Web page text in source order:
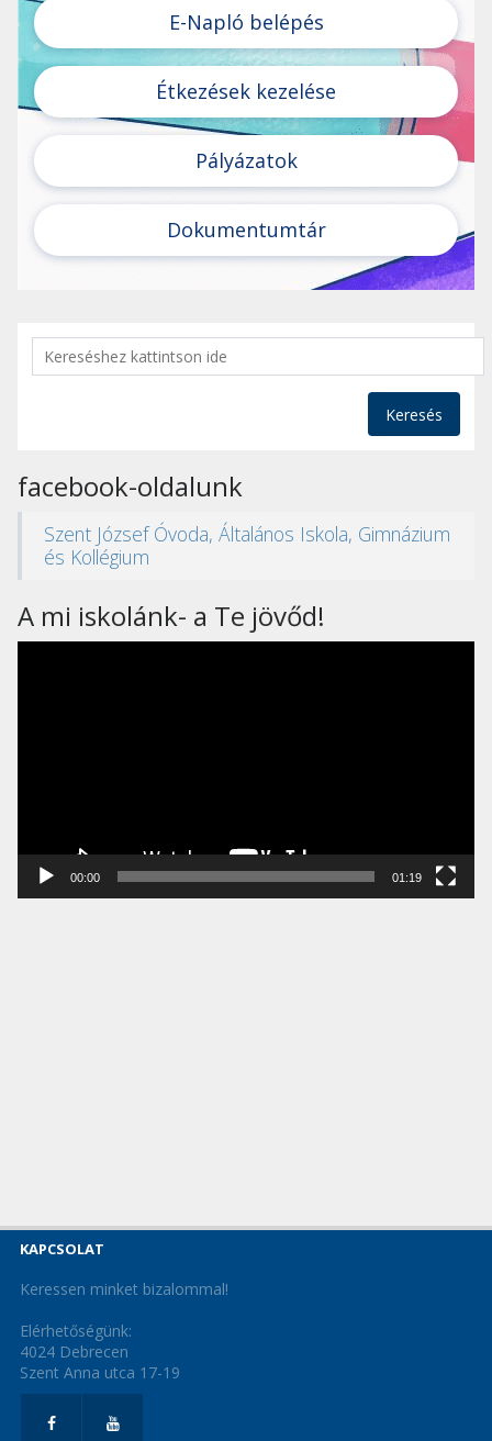
E-Napló belépés
Étkezések kezelése
Pályázatok
Dokumentumtár
Keresés
facebook-oldalunk
Szent József Óvoda, Általános Iskola, Gimnázium
és Kollégium
A mi iskolánk- a Te jövőd!
00:00 01:19
KAPCSOLAT
Keressen minket bizalommal!
Elérhetőségünk:
4024 Debrecen
Szent Anna utca 17-19